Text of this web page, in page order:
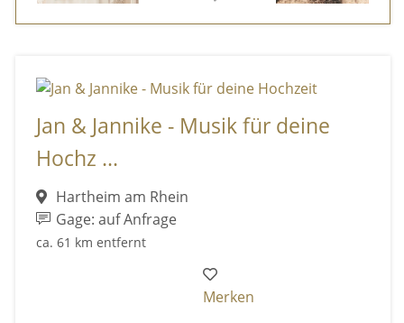
Jan & Jannike - Musik für deine
Hochz ...
Hartheim am Rhein
Gage: auf Anfrage
ca. 61 km entfernt
Merken